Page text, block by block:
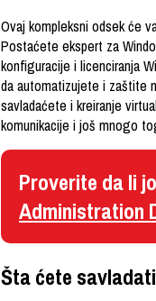
Ovaj kompleksni odsek će
Postaćete ekspert za
konfiguracije i licenciranja
da automatizujete i zaštite
savladaćete i kreiranje
komunikacije i još mnogo
Proverite da li
Administration
Šta ćete